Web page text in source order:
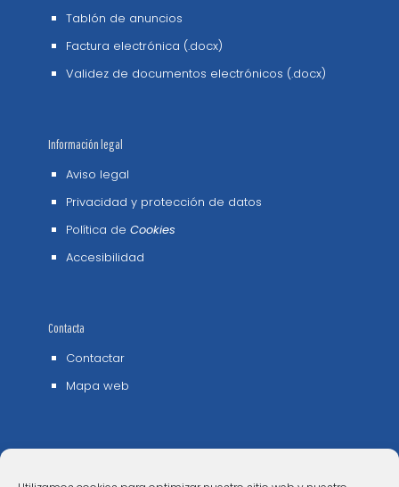
Tablón de anuncios
Factura electrónica (.docx)
Validez de documentos electrónicos (.docx)
Información legal
Aviso legal
Privacidad y protección de datos
Política de Cookies
Accesibilidad
Contacta
Contactar
Mapa web